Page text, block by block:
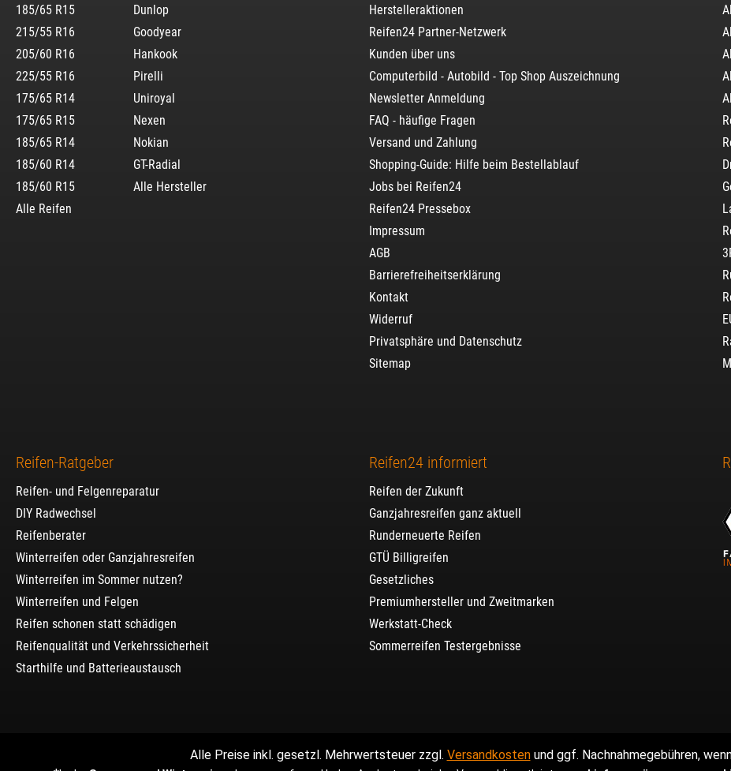
185/65 R15
215/55 R16
205/60 R16
225/55 R16
175/65 R14
175/65 R15
185/65 R14
185/60 R14
185/60 R15
Alle Reifen
Dunlop
Goodyear
Hankook
Pirelli
Uniroyal
Nexen
Nokian
GT-Radial
Alle Hersteller
Herstelleraktionen
Reifen24 Partner-Netzwerk
Kunden über uns
Computerbild - Autobild - Top Shop Auszeichnung
Newsletter Anmeldung
FAQ - häufige Fragen
Versand und Zahlung
Shopping-Guide: Hilfe beim Bestellablauf
Jobs bei Reifen24
Reifen24 Pressebox
Impressum
AGB
Barrierefreiheitserklärung
Kontakt
Widerruf
Privatsphäre und Datenschutz
Sitemap
Reifen-Ratgeber
Reifen- und Felgenreparatur
DIY Radwechsel
Reifenberater
Winterreifen oder Ganzjahresreifen
Winterreifen im Sommer nutzen?
Winterreifen und Felgen
Reifen schonen statt schädigen
Reifenqualität und Verkehrssicherheit
Starthilfe und Batterieaustausch
Reifen24 informiert
Reifen der Zukunft
Ganzjahresreifen ganz aktuell
Runderneuerte Reifen
GTÜ Billigreifen
Gesetzliches
Premiumhersteller und Zweitmarken
Werkstatt-Check
Sommerreifen Testergebnisse
Alle Preise inkl. gesetzl. Mehrwertsteuer zzgl. Versandkostenund ggf. Nachnahmegebühren,